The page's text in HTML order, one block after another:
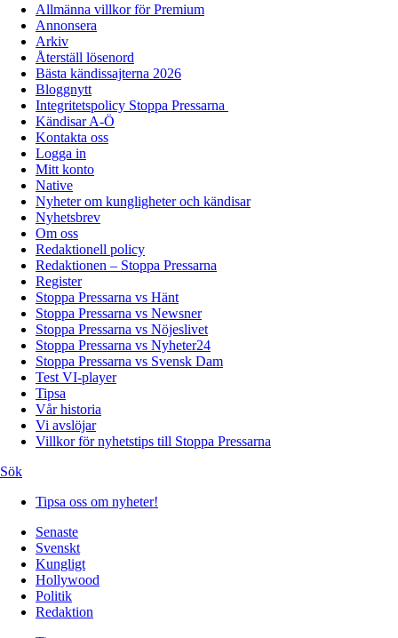
Allmänna villkor för Premium
Annonsera
Arkiv
Återställ lösenord
Bästa kändissajterna 2026
Bloggnytt
Integritetspolicy Stoppa Pressarna
Kändisar A-Ö
Kontakta oss
Logga in
Mitt konto
Native
Nyheter om kungligheter och kändisar
Nyhetsbrev
Om oss
Redaktionell policy
Redaktionen – Stoppa Pressarna
Register
Stoppa Pressarna vs Hänt
Stoppa Pressarna vs Newsner
Stoppa Pressarna vs Nöjeslivet
Stoppa Pressarna vs Nyheter24
Stoppa Pressarna vs Svensk Dam
Test VI-player
Tipsa
Vår historia
Vi avslöjar
Villkor för nyhetstips till Stoppa Pressarna
Sök
Tipsa oss om nyheter!
Senaste
Svenskt
Kungligt
Hollywood
Politik
Redaktion